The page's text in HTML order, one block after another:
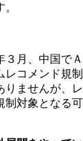
月、中国でＡ
レコメンド規制
りませんが、レ
制対象となる可